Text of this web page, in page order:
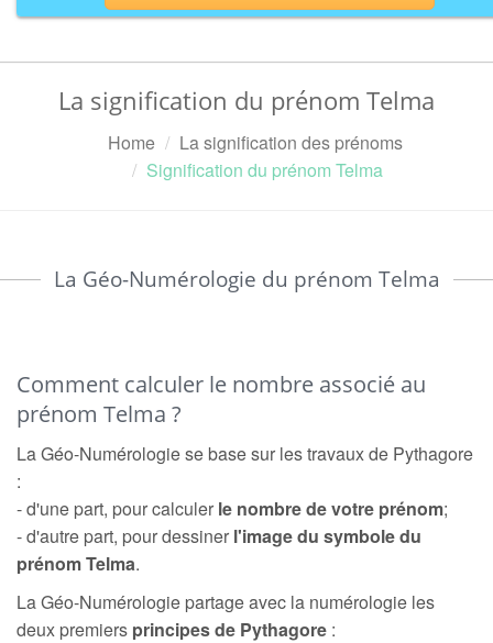
La signification du prénom Telma
Home
La signification des prénoms
Signification du prénom Telma
La Géo-Numérologie du prénom Telma
Comment calculer le nombre associé au
prénom Telma ?
La Géo-Numérologie se base sur les travaux de Pythagore
:
- d'une part, pour calculer le nombre de votre prénom;
- d'autre part, pour dessiner l'image du symbole du
prénom Telma.
La Géo-Numérologie partage avec la numérologie les
deux premiers principes de Pythagore :